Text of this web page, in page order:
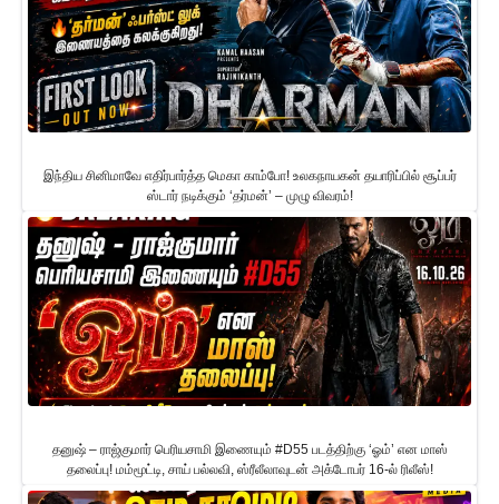
இந்திய சினிமாவே எதிர்பார்த்த மெகா காம்போ! உலகநாயகன் தயாரிப்பில் சூப்பர்
ஸ்டார் நடிக்கும் ‘தர்மன்’ – முழு விவரம்!
தனுஷ் – ராஜ்குமார் பெரியசாமி இணையும் #D55 படத்திற்கு ‘ஓம்’ என மாஸ்
தலைப்பு! மம்மூட்டி, சாய் பல்லவி, ஸ்ரீலீலாவுடன் அக்டோபர் 16-ல் ரிலீஸ்!